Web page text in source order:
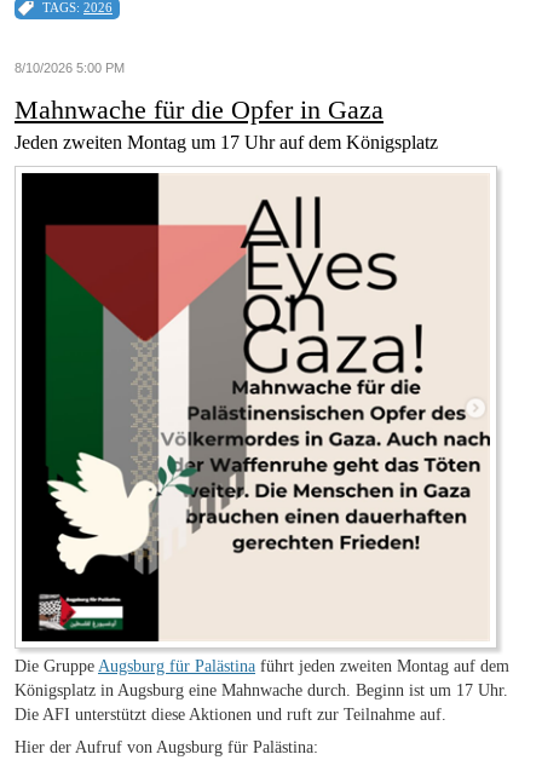
TAGS: 2026
8/10/2026 5:00 PM
Mahnwache für die Opfer in Gaza
Jeden zweiten Montag um 17 Uhr auf dem Königsplatz
Die Gruppe Augsburg für Palästina führt jeden zweiten Montag auf dem
Königsplatz in Augsburg eine Mahnwache durch. Beginn ist um 17 Uhr.
Die AFI unterstützt diese Aktionen und ruft zur Teilnahme auf.
Hier der Aufruf von Augsburg für Palästina: